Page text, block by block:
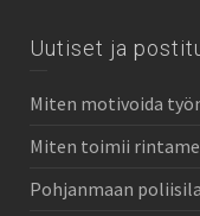
Uutiset ja
Miten motivoida
Miten toimii
Pohjanmaan